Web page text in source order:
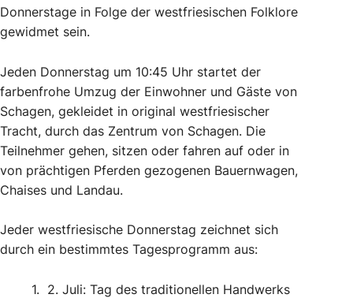
Donnerstage in Folge der westfriesischen Folklore
gewidmet sein.
Jeden Donnerstag um 10:45 Uhr startet der
farbenfrohe Umzug der Einwohner und Gäste von
Schagen, gekleidet in original westfriesischer
Tracht, durch das Zentrum von Schagen. Die
Teilnehmer gehen, sitzen oder fahren auf oder in
von prächtigen Pferden gezogenen Bauernwagen,
Chaises und Landau.
Jeder westfriesische Donnerstag zeichnet sich
durch ein bestimmtes Tagesprogramm aus:
2. Juli: Tag des traditionellen Handwerks